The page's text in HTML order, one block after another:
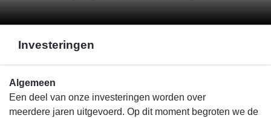
Investeringen
Terug
naar
navigatie
Algemeen
Een deel van onze investeringen worden over
meerdere jaren uitgevoerd. Op dit moment begroten we de